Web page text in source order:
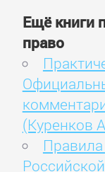
Ещё книги
право
(Куренков